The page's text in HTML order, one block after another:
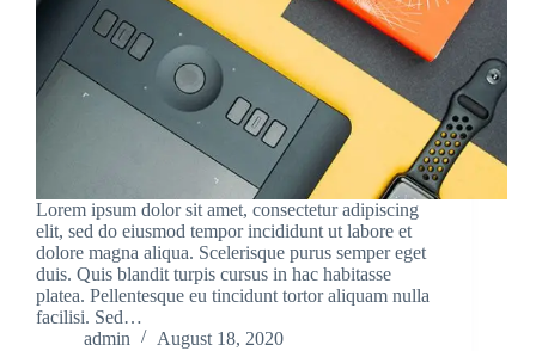
Lorem ipsum dolor sit amet, consectetur adipiscing
elit, sed do eiusmod tempor incididunt ut labore et
dolore magna aliqua. Scelerisque purus semper eget
duis. Quis blandit turpis cursus in hac habitasse
platea. Pellentesque eu tincidunt tortor aliquam nulla
facilisi. Sed…
admin
August 18, 2020